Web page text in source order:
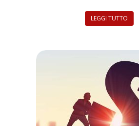
LEGGI TUTTO